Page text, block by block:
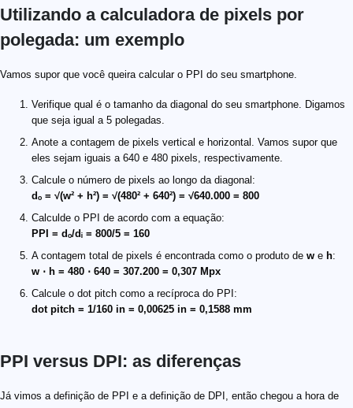
Utilizando a calculadora de pixels por
polegada: um exemplo
Vamos supor que você queira calcular o PPI do seu smartphone.
Verifique qual é o tamanho da diagonal do seu smartphone. Digamos
que seja igual a 5 polegadas.
Anote a contagem de pixels vertical e horizontal. Vamos supor que
eles sejam iguais a 640 e 480 pixels, respectivamente.
Calcule o número de pixels ao longo da diagonal:
dₒ = √(w² + h²) = √(480² + 640²) = √640.000 = 800
Calculde o PPI de acordo com a equação:
PPI = dₒ/dᵢ = 800/5 = 160
A contagem total de pixels é encontrada como o produto de w e h:
w ⋅ h = 480 ⋅ 640 = 307.200 = 0,307 Mpx
Calcule o dot pitch como a recíproca do PPI:
dot pitch = 1/160 in = 0,00625 in = 0,1588 mm
PPI versus DPI: as diferenças
Já vimos a definição de PPI e a definição de DPI, então chegou a hora de